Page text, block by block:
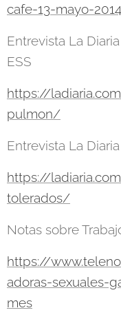
cafe-13-mayo-
Entrevista La
ESS
https://
pulmon/
Entrevista La
https://
tolerados/
Notas sobre
https://
adoras-sexuales-
mes